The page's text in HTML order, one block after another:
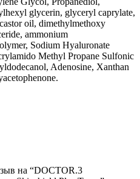
glycerin, glyceryl caprylate,
oil, dimethylmethoxy
ammonium
Sodium Hyaluronate
Methyl Propane Sulfonic
Adenosine, Xanthan
на “DOCTOR.3